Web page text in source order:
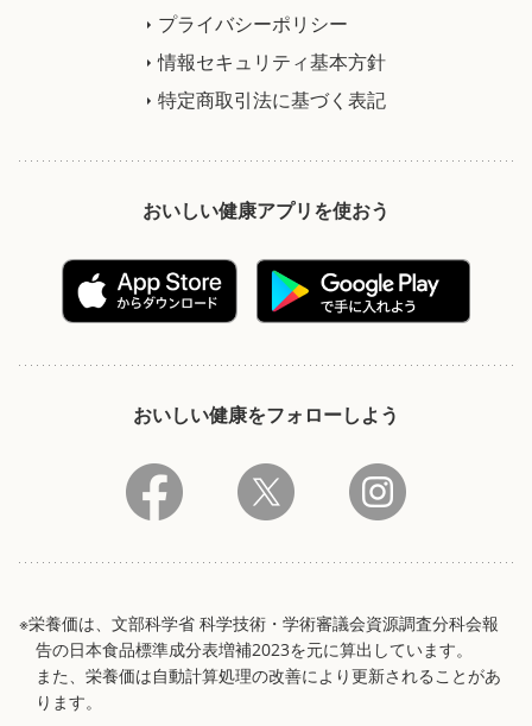
プライバシーポリシー
情報セキュリティ基本方針
特定商取引法に基づく表記
おいしい健康アプリを使おう
おいしい健康をフォローしよう
※栄養価は、文部科学省 科学技術・学術審議会資源調査分科会報
告の日本食品標準成分表増補2023を元に算出しています。
また、栄養価は自動計算処理の改善により更新されることがあ
ります。